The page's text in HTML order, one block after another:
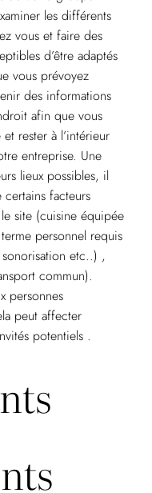
les différents
vous et faire des
d’être adaptés
vous prévoyez
des informations
afin que vous
rester à l’intérieur
entreprise. Une
lieux possibles, il
facteurs
site (cuisine équipée
personnel requis
etc..) ,
commun).
personnes
peut affecter
potentiels .